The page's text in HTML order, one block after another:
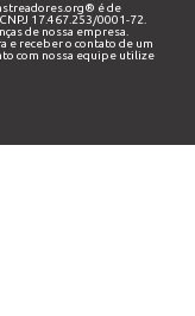
é de
17.467.253/0001-72.
de nossa empresa.
e receber o contato de um
com nossa equipe utilize